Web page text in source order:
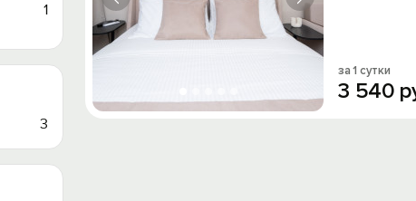
1
3
за 1 сутки
3 540